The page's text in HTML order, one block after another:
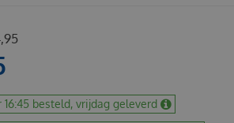
,95
16:45 besteld, vrijdag geleverd